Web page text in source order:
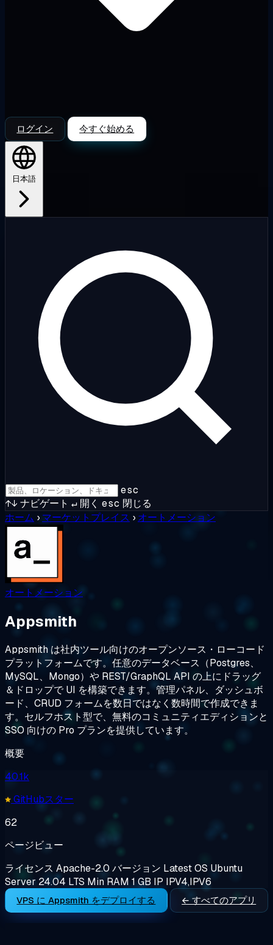
ログイン 今すぐ始める
日本語
esc
↑↓ ナビゲート ↵ 開く esc 閉じる
ホーム › マーケットプレイス › オートメーション
オートメーション
Appsmith
Appsmith は社内ツール向けのオープンソース・ローコード
プラットフォームです。任意のデータベース（Postgres、
MySQL、Mongo）や REST/GraphQL API の上にドラッグ
＆ドロップで UI を構築できます。管理パネル、ダッシュボ
ード、CRUD フォームを数日ではなく数時間で作成できま
す。セルフホスト型で、無料のコミュニティエディションと
SSO 向けの Pro プランを提供しています。
概要
40.1k
GitHubスター
62
ページビュー
ライセンス Apache-2.0 バージョン LatestOS Ubuntu
Server 24.04 LTS Min RAM 1 GB IP IPV4,IPV6
VPS に Appsmith をデプロイする ← すべてのアプリ